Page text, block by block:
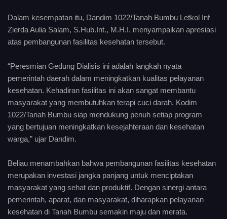
Dalam kesempatan itu, Dandim 1022/Tanah Bumbu Letkol Inf
Zierda Aulia Salam, S.Hub.Int., M.H.I. menyampaikan apresiasi
atas pembangunan fasilitas kesehatan tersebut.
“Peresmian Gedung Dialisis ini adalah langkah nyata
pemerintah daerah dalam meningkatkan kualitas pelayanan
kesehatan. Kehadiran fasilitas ini akan sangat membantu
masyarakat yang membutuhkan terapi cuci darah. Kodim
1022/Tanah Bumbu siap mendukung penuh setiap program
yang bertujuan meningkatkan kesejahteraan dan kesehatan
warga,” ujar Dandim.
Beliau menambahkan bahwa pembangunan fasilitas kesehatan
merupakan investasi jangka panjang untuk menciptakan
masyarakat yang sehat dan produktif. Dengan sinergi antara
pemerintah, aparat, dan masyarakat, diharapkan pelayanan
kesehatan di Tanah Bumbu semakin maju dan merata.